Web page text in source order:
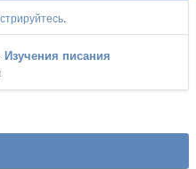
.
Изучения писания